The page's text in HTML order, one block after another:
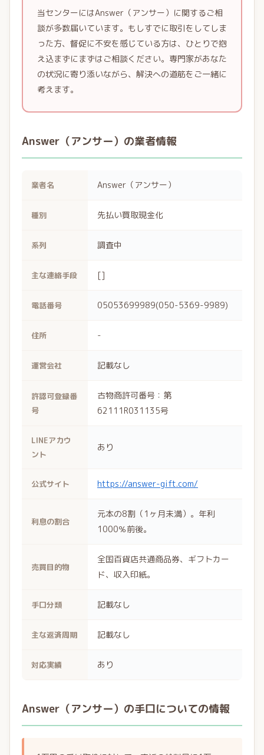
当センターにはAnswer（アンサー）に関するご相
談が多数届いています。もしすでに取引をしてしま
った方、督促に不安を感じている方は、ひとりで抱
え込まずにまずはご相談ください。専門家があなた
の状況に寄り添いながら、解決への道筋をご一緒に
考えます。
Answer（アンサー）の業者情報
業者名 Answer（アンサー）
種別 先払い買取現金化
系列 調査中
主な連絡手段 []
電話番号 05053699989(050-5369-9989)
住所 -
運営会社 記載なし
許認可登録番
号
古物商許可番号：第
62111R031135号
LINEアカウ
ント
あり
公式サイト https://answer-gift.com/
利息の割合
元本の8割（1ヶ月未満）。年利
1000％前後。
売買目的物
全国百貨店共通商品券、ギフトカー
ド、収入印紙。
手口分類 記載なし
主な返済周期 記載なし
対応実績 あり
Answer（アンサー）の手口についての情報